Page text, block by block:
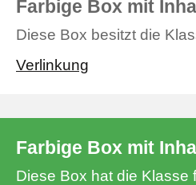
Farbige Box mit
Diese Box besitzt die
Verlinkung
Farbige Box mit
Diese Box hat die Klasse